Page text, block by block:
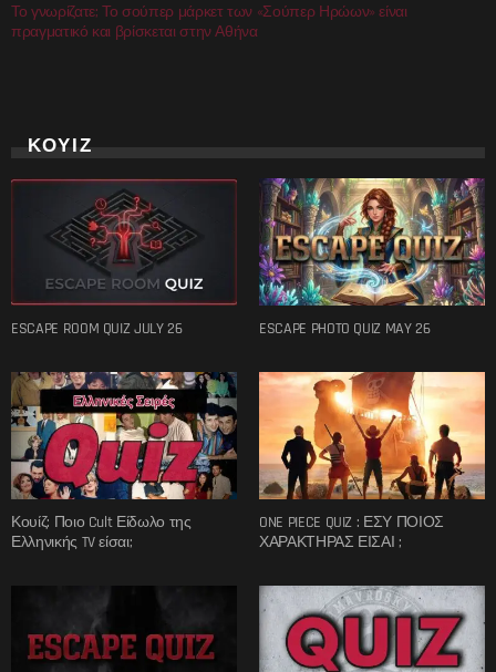
Το γνωρίζατε; Το σούπερ μάρκετ των «Σούπερ Ηρώων» είναι
πραγματικό και βρίσκεται στην Αθήνα
ΚΟΥΙΖ
ESCAPE ROOM QUIZ JULY 26 ESCAPE PHOTO QUIZ MAY 26
Κουίζ: Ποιο Cult Είδωλο της
Ελληνικής TV είσαι;
ONE PIECE QUIZ : ΕΣΥ ΠΟΙΟΣ
ΧΑΡΑΚΤΗΡΑΣ ΕΙΣΑΙ ;